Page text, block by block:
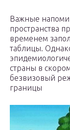
Важные
пространства
временем
таблицы.
страны в
безвизовый
границы